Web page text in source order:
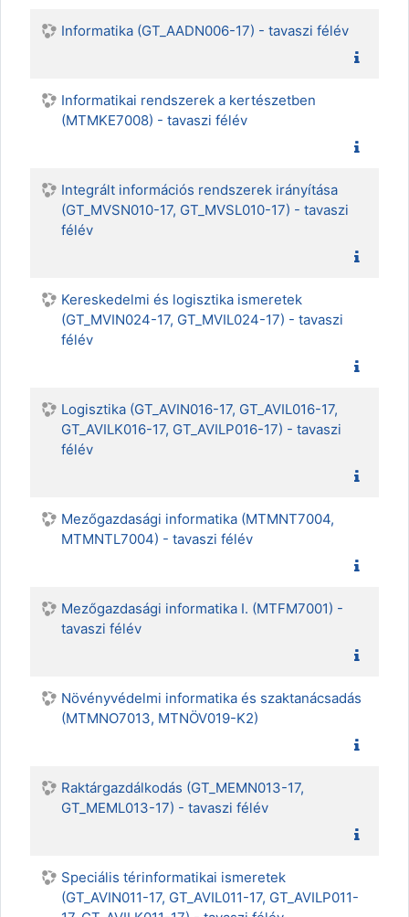
Informatika (GT_AADN006-17) - tavaszi félév
Informatikai rendszerek a kertészetben
(MTMKE7008) - tavaszi félév
Integrált információs rendszerek irányítása
(GT_MVSN010-17, GT_MVSL010-17) - tavaszi
félév
Kereskedelmi és logisztika ismeretek
(GT_MVIN024-17, GT_MVIL024-17) - tavaszi
félév
Logisztika (GT_AVIN016-17, GT_AVIL016-17,
GT_AVILK016-17, GT_AVILP016-17) - tavaszi
félév
Mezőgazdasági informatika (MTMNT7004,
MTMNTL7004) - tavaszi félév
Mezőgazdasági informatika I. (MTFM7001) -
tavaszi félév
Növényvédelmi informatika és szaktanácsadás
(MTMNO7013, MTNÖV019-K2)
Raktárgazdálkodás (GT_MEMN013-17,
GT_MEML013-17) - tavaszi félév
Speciális térinformatikai ismeretek
(GT_AVIN011-17, GT_AVIL011-17, GT_AVILP011-